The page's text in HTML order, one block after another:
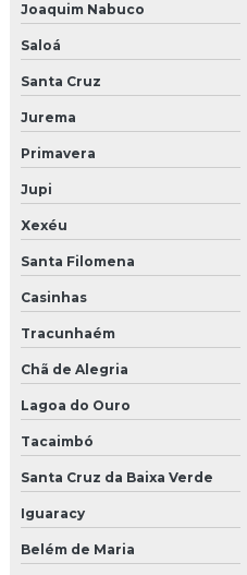
Joaquim Nabuco
Saloá
Santa Cruz
Jurema
Primavera
Jupi
Xexéu
Santa Filomena
Casinhas
Tracunhaém
Chã de Alegria
Lagoa do Ouro
Tacaimbó
Santa Cruz da Baixa Verde
Iguaracy
Belém de Maria